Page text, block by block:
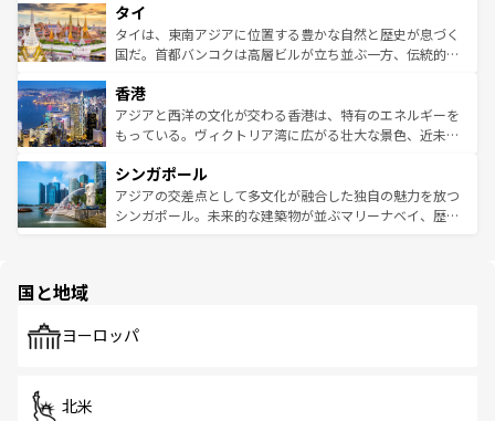
リティに包まれながら、韓国の多彩な魅力を心ゆくまで味
わってみてほしい。 なお、新着の韓国情報はコンテンツ一
覧を参照してほしい。
急速な発展と共に伝統が息づく。ハノイの古い町並みやホ
ーチミン市のフランス統治時代の建物も、独特の雰囲気を
醸し出している。また、バラエティの豊かさとおいしさで
とつ。フォーやバインミー、ベトナムコーヒーなどは、ぜ
ひ現地で味わいたい。どの地域を訪れてもあたたかい人々
が旅行者を迎えてくれるので、きっと忘れられない旅にな
参照してほしい。
タイ
タイは、東南アジアに位置する豊かな自然と歴史が息づく
国だ。首都バンコクは高層ビルが立ち並ぶ一方、伝統的な
の活気が交差している。北部ではチェンマイなどの山岳地
帯で自然と触れ合い、南部ではプーケットやクラビの美し
いビーチでリゾート気分を楽しむことができる。タイ料理
激する。気候は一年中温暖で、どの季節にも異なる楽しみ
が待っている。親しみやすいタイの人々、仏教を中心とし
た文化、そして多様な観光資源が、訪れる旅人を魅了し続
香港
アジアと西洋の文化が交わる香港は、特有のエネルギーを
もっている。ヴィクトリア湾に広がる壮大な景色、近未来
み、どこを訪れても感動するはず。観光スポットが密集し
ており、効率よく見どころを回れるのも魅力。息をのむよ
うな絶景から文化的な体験まで、香港を存分に楽しみ尽く
シンガポール
アジアの交差点として多文化が融合した独自の魅力を放つ
シンガポール。未来的な建築物が並ぶマリーナベイ、歴史
で、ホーカーズは地元の風情を楽しめる外せないスポット
国と地域
ヨーロッパ
北米